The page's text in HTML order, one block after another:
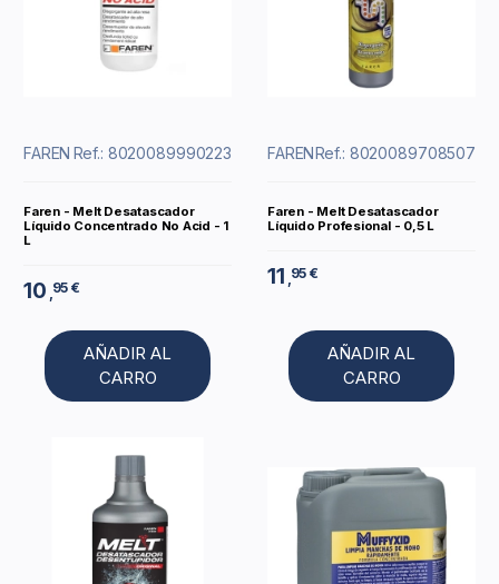
FAREN Ref.: 8020089990223
Faren - Melt Desatascador
Líquido Concentrado No Acid - 1
L
10 95 €
AÑADIR AL
CARRO
FAREN Ref.: 8020089708507
Faren - Melt Desatascador
Líquido Profesional - 0,5 L
11 95 €
AÑADIR AL
CARRO